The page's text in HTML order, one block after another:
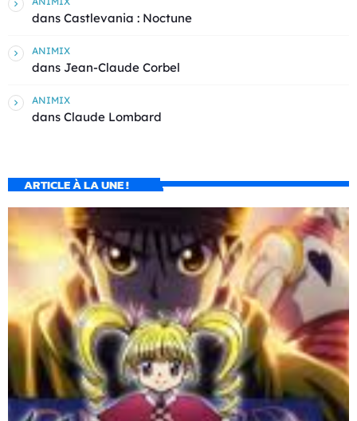
dans Castlevania : Noctune
ANIMIX
dans Jean-Claude Corbel
ANIMIX
dans Claude Lombard
ARTICLE À LA UNE !